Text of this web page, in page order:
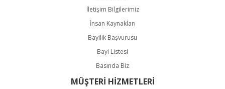
İletişim Bilgilerimiz
İnsan Kaynakları
Bayilik Başvurusu
Bayi Listesi
Basında Biz
MÜŞTERİ HİZMETLERİ